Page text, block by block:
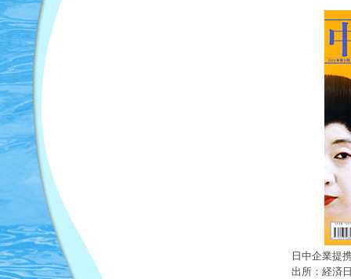
日中企業提
出所：経済